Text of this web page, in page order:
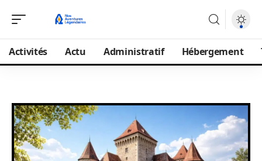
Activités Actu Administratif Hébergement